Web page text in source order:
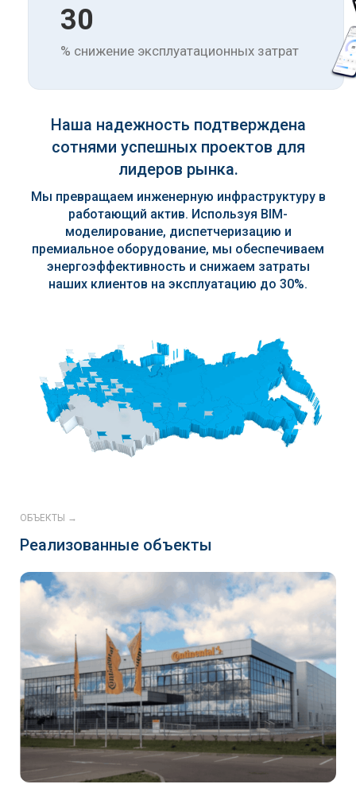
30
% снижение эксплуатационных затрат
Наша надежность подтверждена
сотнями успешных проектов для
лидеров рынка.
Мы превращаем инженерную инфраструктуру в
работающий актив. Используя BIM-
моделирование, диспетчеризацию и
премиальное оборудование, мы обеспечиваем
энергоэффективность и снижаем затраты
наших клиентов на эксплуатацию до 30%.
ОБЪЕКТЫ →
Реализованные объекты